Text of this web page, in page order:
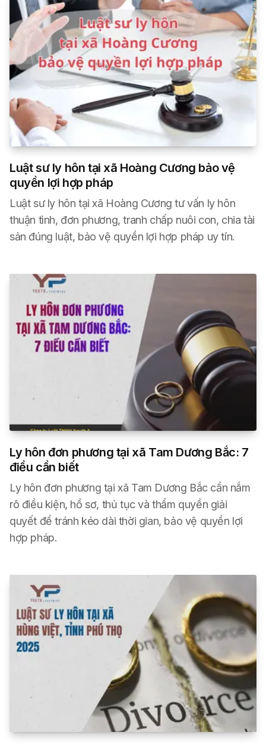
Luật sư ly hôn tại xã Hoàng Cương bảo vệ
quyền lợi hợp pháp
Luật sư ly hôn tại xã Hoàng Cương tư vấn ly hôn
thuận tình, đơn phương, tranh chấp nuôi con, chia tài
sản đúng luật, bảo vệ quyền lợi hợp pháp uy tín.
Ly hôn đơn phương tại xã Tam Dương Bắc: 7
điều cần biết
Ly hôn đơn phương tại xã Tam Dương Bắc cần nắm
rõ điều kiện, hồ sơ, thủ tục và thẩm quyền giải
quyết để tránh kéo dài thời gian, bảo vệ quyền lợi
hợp pháp.